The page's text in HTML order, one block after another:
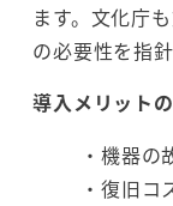
ます。文化庁
の必要性を指
導入メリット
・機器の
・復旧コ